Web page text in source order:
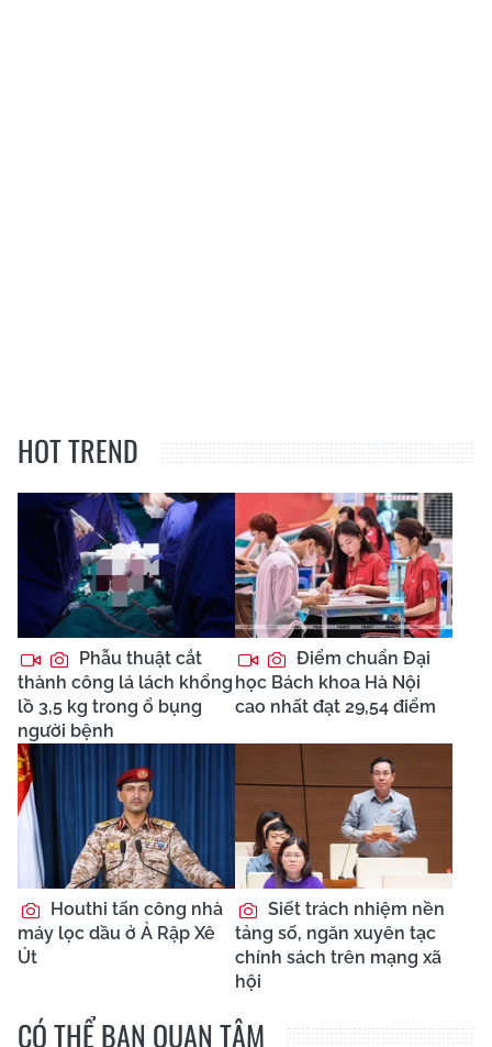
HOT TREND
Phẫu thuật cắt
thành công lá lách khổng
lồ 3,5 kg trong ổ bụng
người bệnh
Điểm chuẩn Đại
học Bách khoa Hà Nội
cao nhất đạt 29,54 điểm
Houthi tấn công nhà
máy lọc dầu ở Ả Rập Xê
Út
Siết trách nhiệm nền
tảng số, ngăn xuyên tạc
chính sách trên mạng xã
hội
CÓ THỂ BẠN QUAN TÂM